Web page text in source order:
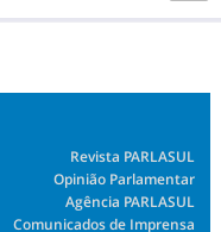
Revista PARLASUL
Opinião Parlamentar
Agência PARLASUL
Comunicados de Imprensa